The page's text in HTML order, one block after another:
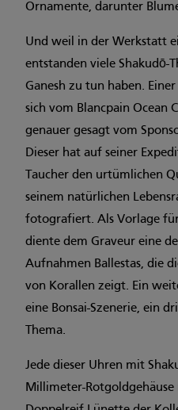
Ornamente, darunter
Und weil in der Werkstatt
entstanden viele Shakudō-
Ganesh zu tun haben.
sich vom Blancpain Ocean
genauer gesagt vom
Dieser hat auf seiner
Taucher den urtümlichen
seinem natürlichen
fotografiert. Als Vorlage
diente dem Graveur eine
Aufnahmen Ballestas, die
von Korallen zeigt. Ein
eine Bonsai-Szenerie, ein
Thema.
Jede dieser Uhren mit
Millimeter-Rotgoldgehäuse